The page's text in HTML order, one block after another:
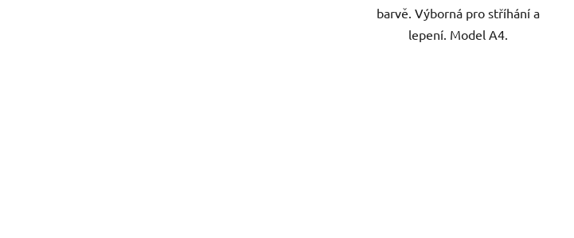
barvě. Výborná pro stříhání a
lepení. Model A4.